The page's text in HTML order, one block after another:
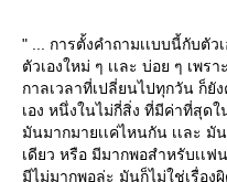
" ... การตั้งคำถามเเบบนี้กับตัว
ตัวเองใหม่ ๆ เเละ บ่อย ๆ เพร
กาลเวลาที่เปลี่ยนไปทุกวัน ก็ยั
เอง หนึ่งในไม่กี่สิ่ง ที่มีค่าที่สุดใ
มันมากมายเเค่ไหนกัน เเละ
เดียว หรือ มีมากพอสำหรับเเฟ
มีไม่มากพอล่ะ มันก็ไม่ใช่เรื่องผิ